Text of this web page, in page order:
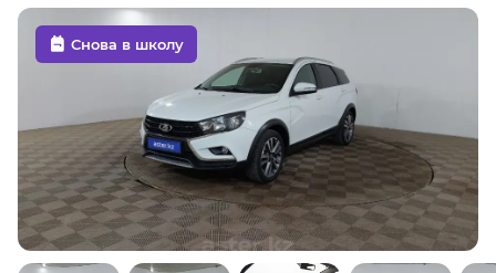
Снова в школу
Для этого авто доступен отчёт Aster Check
Предоставим подробную информацию об автомобиле:
техническое состояние, пробег, история осмотров,
юридическая проверка по базам РК и РФ
Купить отчёт за 1000₸